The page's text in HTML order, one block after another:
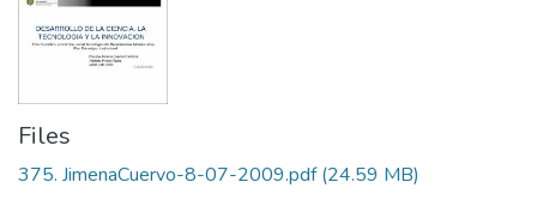
Files
375. JimenaCuervo-8-07-2009.pdf(24.59 MB)